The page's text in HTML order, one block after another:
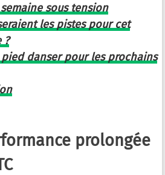
sous tension
les pistes pour cet
?
danser pour les prochains
prolongée